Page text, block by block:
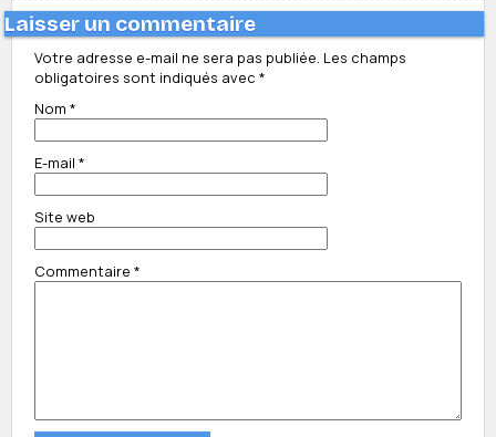
Laisser un commentaire
Votre adresse e-mail ne sera pas publiée. Les champs
obligatoires sont indiqués avec *
Nom *
E-mail *
Site web
Commentaire *